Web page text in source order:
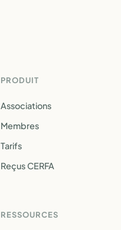
PRODUIT
Associations
Membres
Tarifs
Reçus CERFA
RESSOURCES